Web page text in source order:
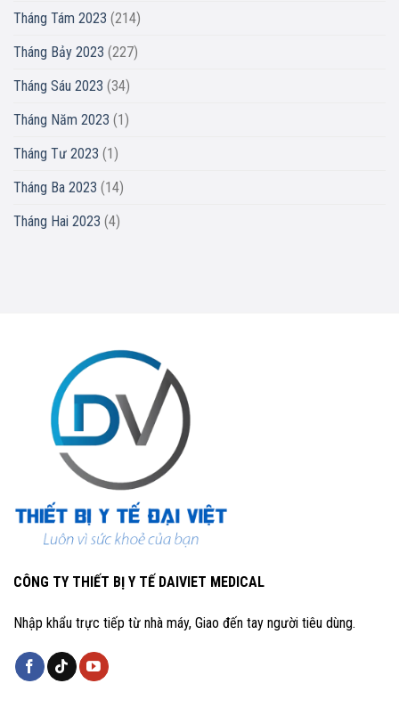
Tháng Tám 2023 (214)
Tháng Bảy 2023 (227)
Tháng Sáu 2023 (34)
Tháng Năm 2023 (1)
Tháng Tư 2023 (1)
Tháng Ba 2023 (14)
Tháng Hai 2023 (4)
CÔNG TY THIẾT BỊ Y TẾ DAIVIET MEDICAL
Nhập khẩu trực tiếp từ nhà máy, Giao đến tay người tiêu dùng.